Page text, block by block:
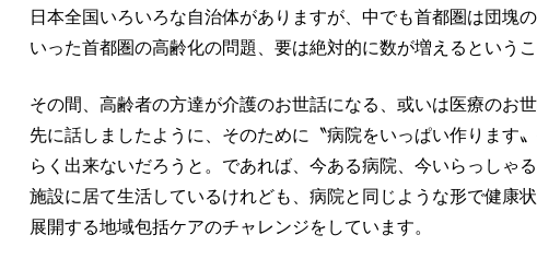
日本全国いろいろな自治体がありますが、中でも首都圏は団塊
いった首都圏の高齢化の問題、要は絶対的に数が増えるという
その間、高齢者の方達が介護のお世話になる、或いは医療のお
先に話しましたように、そのために〝病院をいっぱい作ります
らく出来ないだろうと。であれば、今ある病院、今いらっしゃ
施設に居て生活しているけれども、病院と同じような形で健康
展開する地域包括ケアのチャレンジをしています。